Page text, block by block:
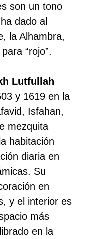
son un tono
dado al
la Alhambra,
“rojo”.
Lutfullah
y 1619 en la
Isfahan,
mezquita
habitación
diaria en
Su
en
y el interior es
más
en la